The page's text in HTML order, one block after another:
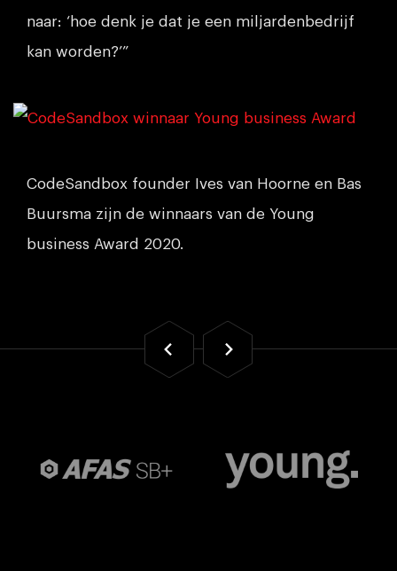
naar: ‘hoe denk je dat je een miljardenbedrijf
kan worden?’”
CodeSandbox founder Ives van Hoorne en Bas
Buursma zijn de winnaars van de Young
business Award 2020.